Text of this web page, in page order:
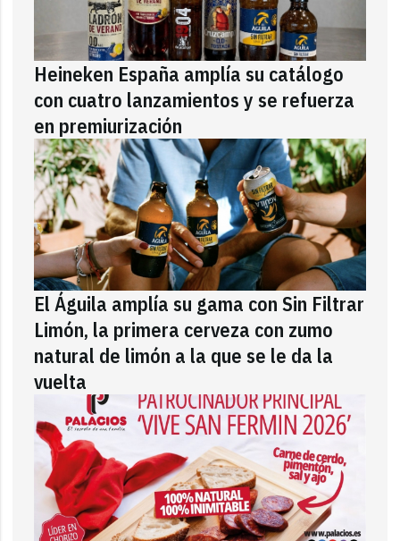
Heineken España amplía su catálogo
con cuatro lanzamientos y se refuerza
en premiurización
El Águila amplía su gama con Sin Filtrar
Limón, la primera cerveza con zumo
natural de limón a la que se le da la
vuelta